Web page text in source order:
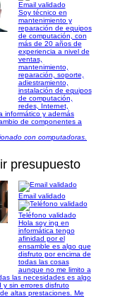
Email validado
Soy técnico en
mantenimiento y
reparación de equipos
de computación, con
más de 20 años de
experiencia a nivel de
ventas,
mantenimiento,
reparación, soporte,
adiestramiento,
instalación de equipos
de computación,
redes, Internet,
informático y además
de componentes a
con computadoras.
presupuesto
Email validado
Teléfono validado
Hola soy ing en
informática tengo
afinidad por el
ensamble es algo que
disfruto por encima de
todas las cosas
aunque no me limito a
las necesidades es algo
y sin errores disfruto
altas prestaciones. Me